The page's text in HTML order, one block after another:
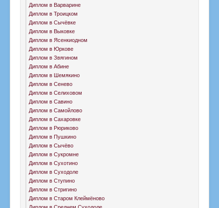
Диплом в Варварине
Диплом в Троицком
Диплом в Сычёвке
Диплом в Выковке
Диплом в Ясенкиодном
Диплом в Юркове
Диплом в Звягином
Диплом в Абине
Диплом в Шемякино
Диплом в Сенево
Диплом в Селиховом
Диплом в Савино
Диплом в Самойлово
Диплом в Сахаровке
Диплом в Рюриково
Диплом в Пушкино
Диплом в Сычёво
Диплом в Сукромне
Диплом в Сухотино
Диплом в Суходоле
Диплом в Ступино
Диплом в Стригино
Диплом в Старом Клеймёново